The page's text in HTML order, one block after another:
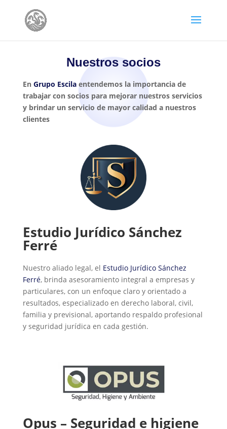
Nuestros socios
En Grupo Escilaentendemos la importancia de
trabajar con socios para mejorar nuestros servicios
y brindar un servicio de mayor calidad a nuestros
clientes
Estudio Jurídico Sánchez
Ferré
Nuestro aliado legal, el Estudio Jurídico Sánchez
Ferré, brinda asesoramiento integral a empresas y
particulares, con un enfoque claro y orientado a
resultados, especializado en derecho laboral, civil,
familia y previsional, aportando respaldo profesional
y seguridad jurídica en cada gestión.
Opus – Seguridad e higiene